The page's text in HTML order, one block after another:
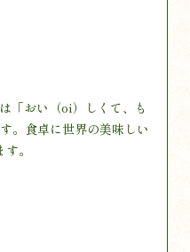
「おい（oi）しくて、も
。食卓に世界の美味しい
。